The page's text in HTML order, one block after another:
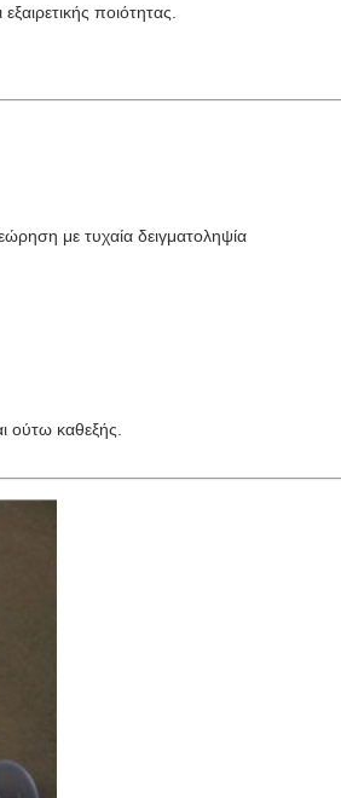
ποιότητας.
με τυχαία δειγματοληψία
ούτω καθεξής.